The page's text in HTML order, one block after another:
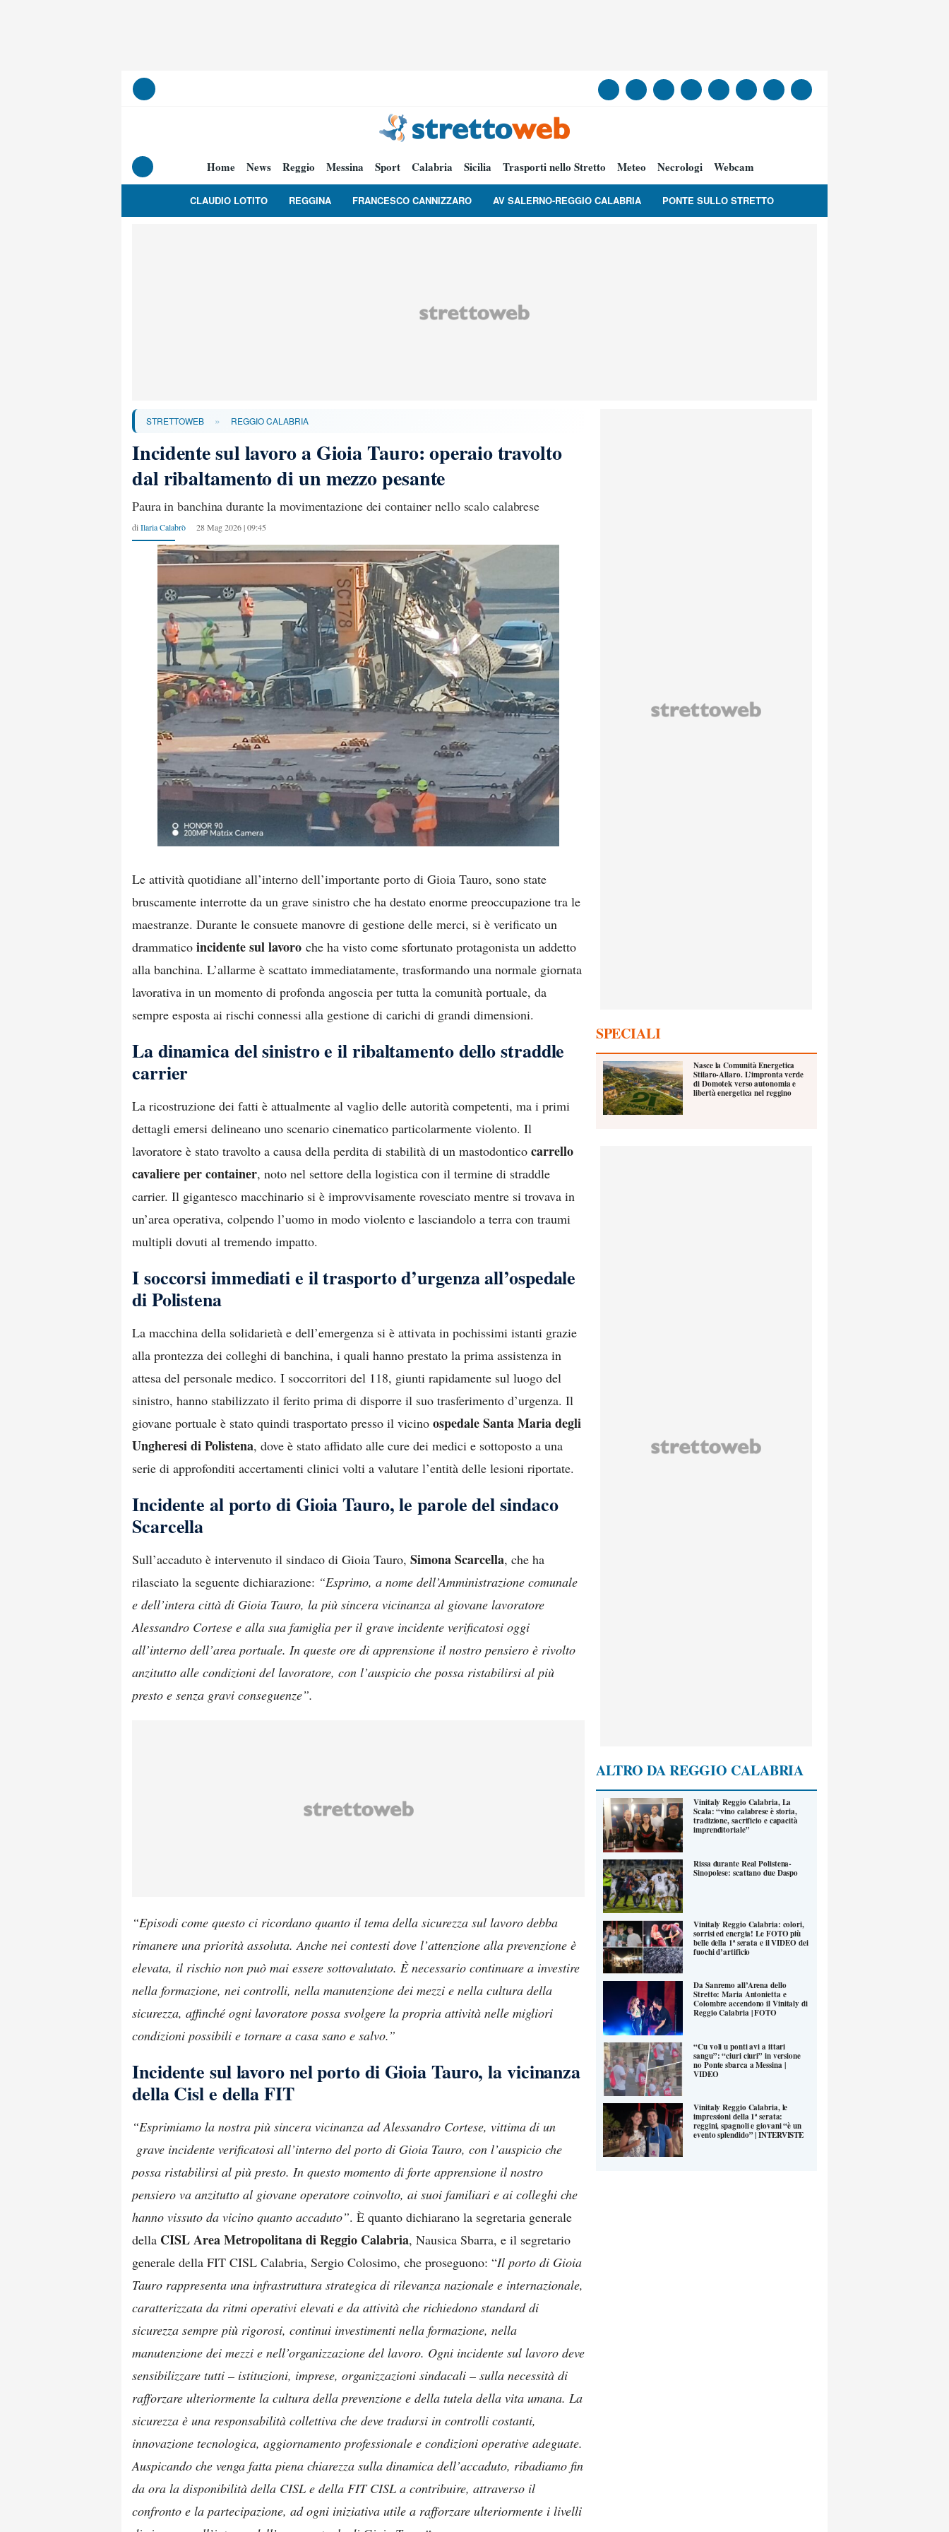
Home News Reggio Messina Sport Calabria Sicilia Trasporti nello Stretto Meteo Necrologi Webcam
CLAUDIO LOTITO REGGINA FRANCESCO CANNIZZARO AV SALERNO-REGGIO CALABRIA PONTE SULLO STRETTO
STRETTOWEB » REGGIO CALABRIA
Incidente sul lavoro a Gioia Tauro: operaio travolto
dal ribaltamento di un mezzo pesante
Paura in banchina durante la movimentazione dei container nello scalo calabrese
di Ilaria Calabrò 28 Mag 2026 | 09:45
Le attività quotidiane all’interno dell’importante porto di Gioia Tauro, sono state
bruscamente interrotte da un grave sinistro che ha destato enorme preoccupazione tra le
maestranze. Durante le consuete manovre di gestione delle merci, si è verificato un
drammatico incidente sul lavoro che ha visto come sfortunato protagonista un addetto
alla banchina. L’allarme è scattato immediatamente, trasformando una normale giornata
lavorativa in un momento di profonda angoscia per tutta la comunità portuale, da
sempre esposta ai rischi connessi alla gestione di carichi di grandi dimensioni.
La dinamica del sinistro e il ribaltamento dello straddle
carrier
La ricostruzione dei fatti è attualmente al vaglio delle autorità competenti, ma i primi
dettagli emersi delineano uno scenario cinematico particolarmente violento. Il
lavoratore è stato travolto a causa della perdita di stabilità di un mastodontico carrello
cavaliere per container, noto nel settore della logistica con il termine di straddle
carrier. Il gigantesco macchinario si è improvvisamente rovesciato mentre si trovava in
un’area operativa, colpendo l’uomo in modo violento e lasciandolo a terra con traumi
multipli dovuti al tremendo impatto.
I soccorsi immediati e il trasporto d’urgenza all’ospedale
di Polistena
La macchina della solidarietà e dell’emergenza si è attivata in pochissimi istanti grazie
alla prontezza dei colleghi di banchina, i quali hanno prestato la prima assistenza in
attesa del personale medico. I soccorritori del 118, giunti rapidamente sul luogo del
sinistro, hanno stabilizzato il ferito prima di disporre il suo trasferimento d’urgenza. Il
giovane portuale è stato quindi trasportato presso il vicino ospedale Santa Maria degli
Ungheresi di Polistena, dove è stato affidato alle cure dei medici e sottoposto a una
serie di approfonditi accertamenti clinici volti a valutare l’entità delle lesioni riportate.
Incidente al porto di Gioia Tauro, le parole del sindaco
Scarcella
Sull’accaduto è intervenuto il sindaco di Gioia Tauro, Simona Scarcella, che ha
rilasciato la seguente dichiarazione: “Esprimo, a nome dell’Amministrazione comunale
e dell’intera città di Gioia Tauro, la più sincera vicinanza al giovane lavoratore
Alessandro Cortese e alla sua famiglia per il grave incidente verificatosi oggi
all’interno dell’area portuale. In queste ore di apprensione il nostro pensiero è rivolto
anzitutto alle condizioni del lavoratore, con l’auspicio che possa ristabilirsi al più
presto e senza gravi conseguenze”.
“Episodi come questo ci ricordano quanto il tema della sicurezza sul lavoro debba
rimanere una priorità assoluta. Anche nei contesti dove l’attenzione alla prevenzione è
elevata, il rischio non può mai essere sottovalutato. È necessario continuare a investire
nella formazione, nei controlli, nella manutenzione dei mezzi e nella cultura della
sicurezza, affinché ogni lavoratore possa svolgere la propria attività nelle migliori
condizioni possibili e tornare a casa sano e salvo.”
Incidente sul lavoro nel porto di Gioia Tauro, la vicinanza
della Cisl e della FIT
“Esprimiamo la nostra più sincera vicinanza ad Alessandro Cortese, vittima di un
grave incidente verificatosi all’interno del porto di Gioia Tauro, con l’auspicio che
possa ristabilirsi al più presto. In questo momento di forte apprensione il nostro
pensiero va anzitutto al giovane operatore coinvolto, ai suoi familiari e ai colleghi che
hanno vissuto da vicino quanto accaduto”. È quanto dichiarano la segretaria generale
della CISL Area Metropolitana di Reggio Calabria, Nausica Sbarra, e il segretario
generale della FIT CISL Calabria, Sergio Colosimo, che proseguono: “Il porto di Gioia
Tauro rappresenta una infrastruttura strategica di rilevanza nazionale e internazionale,
caratterizzata da ritmi operativi elevati e da attività che richiedono standard di
sicurezza sempre più rigorosi, continui investimenti nella formazione, nella
manutenzione dei mezzi e nell’organizzazione del lavoro. Ogni incidente sul lavoro deve
sensibilizzare tutti – istituzioni, imprese, organizzazioni sindacali – sulla necessità di
rafforzare ulteriormente la cultura della prevenzione e della tutela della vita umana. La
sicurezza è una responsabilità collettiva che deve tradursi in controlli costanti,
innovazione tecnologica, aggiornamento professionale e condizioni operative adeguate.
Auspicando che venga fatta piena chiarezza sulla dinamica dell’accaduto, ribadiamo fin
da ora la disponibilità della CISL e della FIT CISL a contribuire, attraverso il
confronto e la partecipazione, ad ogni iniziativa utile a rafforzare ulteriormente i livelli
SPECIALI
Nasce la Comunità Energetica
Stilaro-Allaro. L’impronta verde
di Domotek verso autonomia e
libertà energetica nel reggino
ALTRO DA REGGIO CALABRIA
Vinitaly Reggio Calabria, La
Scala: “vino calabrese è storia,
tradizione, sacrificio e capacità
imprenditoriale”
Rissa durante Real Polistena-
Sinopolese: scattano due Daspo
Vinitaly Reggio Calabria: colori,
sorrisi ed energia! Le FOTO più
belle della 1ª serata e il VIDEO dei
fuochi d’artificio
Da Sanremo all’Arena dello
Stretto: Maria Antonietta e
Colombre accendono il Vinitaly di
Reggio Calabria | FOTO
“Cu voli u ponti avi a ittari
sangu”: “ciuri ciuri” in versione
no Ponte sbarca a Messina |
VIDEO
Vinitaly Reggio Calabria, le
impressioni della 1ª serata:
reggini, spagnoli e giovani “è un
evento splendido” | INTERVISTE